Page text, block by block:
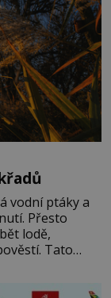
vodní ptáky a
Přesto
lodě,
Tato